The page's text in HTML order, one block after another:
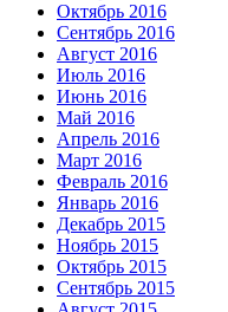
Октябрь 2016
Сентябрь 2016
Август 2016
Июль 2016
Июнь 2016
Май 2016
Апрель 2016
Март 2016
Февраль 2016
Январь 2016
Декабрь 2015
Ноябрь 2015
Октябрь 2015
Сентябрь 2015